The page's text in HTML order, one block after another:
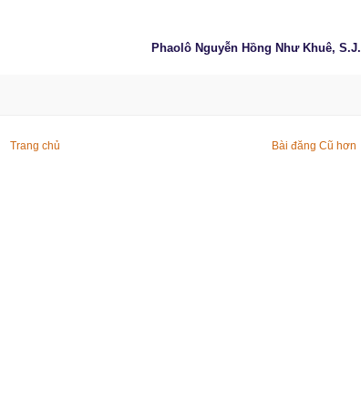
Phaolô Nguyễn Hồng Như Khuê, S.J.
Bài đăng Cũ hơn
Trang chủ